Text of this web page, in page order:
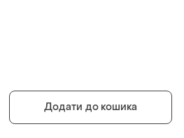
Додати до кошика